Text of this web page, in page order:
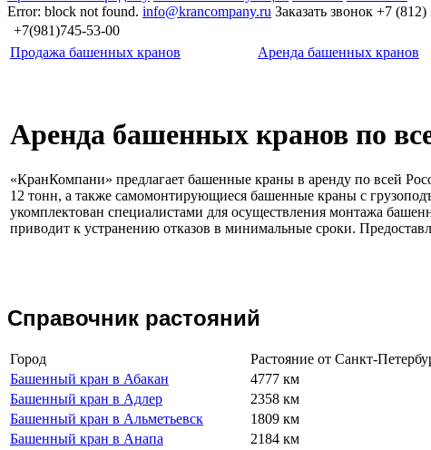
Error: block not found. info@krancompany.ru Заказать звонок +7 (812)
+7(981)745-53-00
Продажа башенных кранов
Аренда башенных кранов
Аренда башенных кранов по
«КранКомпани» предлагает башенные краны в аренду по всей
12 тонн, а также самомонтирующиеся башенные краны с
укомплектован специалистами для осуществления монтажа
приводит к устранению отказов в минимальные сроки.
Справочник растояний
Город Растояние от Санкт-
Башенный кран в Абакан
4777 км
Башенный кран в Адлер
2358 км
Башенный кран в Альметьевск
1809 км
Башенный кран в Анапа
2184 км